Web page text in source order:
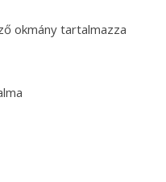
okmány tartalmazza